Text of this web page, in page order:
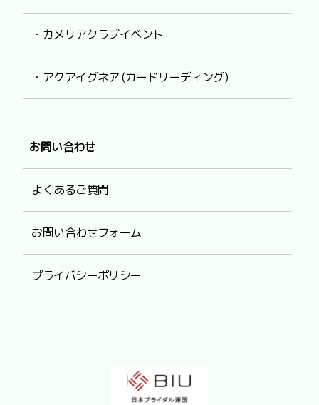
・カメリアクラブイベント
・アクアイグネア (カードリーディング)
お問い合わせ
よくあるご質問
お問い合わせフォーム
プライバシーポリシー